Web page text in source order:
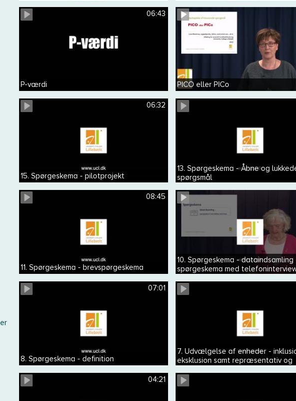
06:43
P-værdi PICO eller PICo
06:32
15. Spørgeskema - pilotprojekt
13. Spørgeskema - Åbne og
spørgsmål
08:45
11. Spørgeskema - brevspørgeskema
10. Spørgeskema - dataindsamling
spørgeskema med
07:01
8. Spørgeskema - definition
7. Udvælgelse af enheder -
eksklusion samt repræsentativ og
04:21